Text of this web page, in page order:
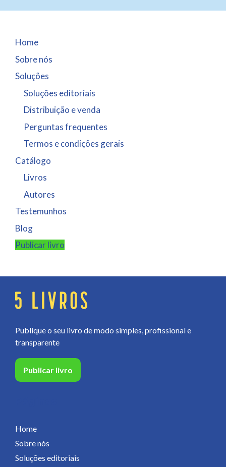
Home
Sobre nós
Soluções
Soluções editoriais
Distribuição e venda
Perguntas frequentes
Termos e condições gerais
Catálogo
Livros
Autores
Testemunhos
Blog
Publicar livro
Publique o seu livro de modo simples, profissional e
transparente
Publicar livro
Home
Sobre nós
Soluções editoriais